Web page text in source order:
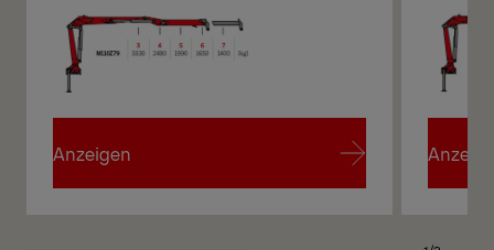
Highlights
Anzeigen